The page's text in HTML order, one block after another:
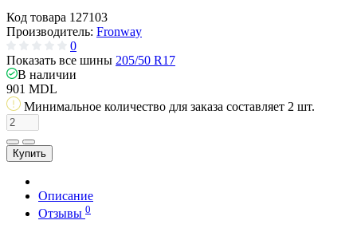
Код товара 127103
Производитель: Fronway
0
Показать все шины 205/50 R17
В наличии
901 MDL
Минимальное количество для заказа составляет 2 шт.
Купить
Описание
Отзывы 0